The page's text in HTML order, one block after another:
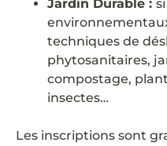
Jardin Durable :
techniques de
phytosanitaires,
compostage,
insectes…
Les inscriptions sont